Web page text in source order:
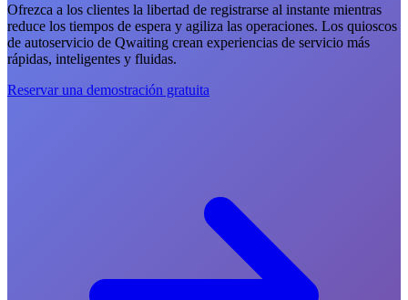
Ofrezca a los clientes la libertad de registrarse al instante mientras
reduce los tiempos de espera y agiliza las operaciones. Los quioscos
de autoservicio de Qwaiting crean experiencias de servicio más
rápidas, inteligentes y fluidas.
Reservar una demostración gratuita